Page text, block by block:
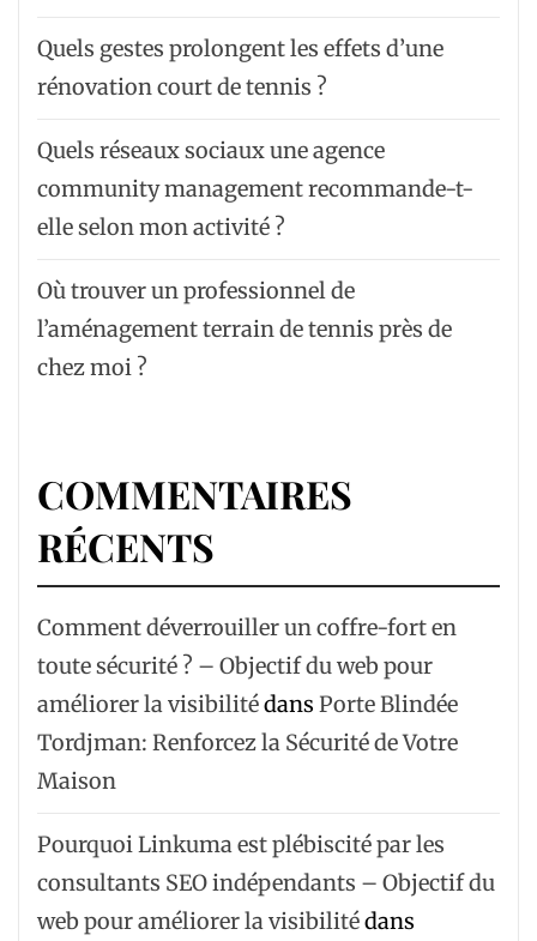
Quels gestes prolongent les effets d’une
rénovation court de tennis ?
Quels réseaux sociaux une agence
community management recommande-t-
elle selon mon activité ?
Où trouver un professionnel de
l’aménagement terrain de tennis près de
chez moi ?
COMMENTAIRES
RÉCENTS
Comment déverrouiller un coffre-fort en
toute sécurité ? – Objectif du web pour
améliorer la visibilitédans Porte Blindée
Tordjman: Renforcez la Sécurité de Votre
Maison
Pourquoi Linkuma est plébiscité par les
consultants SEO indépendants – Objectif du
web pour améliorer la visibilitédans